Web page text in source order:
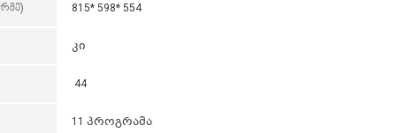
815* 598* 554
კი
44
11 პროგრამა